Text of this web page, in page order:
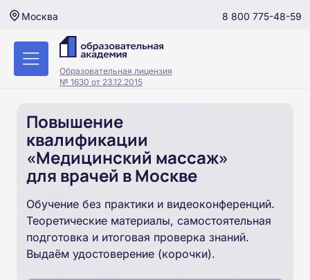
Москва 8 800 775-48-59
Образовательная лицензия
№ 1630 от 23.12.2015
Повышение
квалификации
«Медицинский массаж»
для врачей в Москве
Обучение без практики и видеоконференций.
Теоретические материалы, самостоятельная
подготовка и итоговая проверка знаний.
Выдаём удостоверение (корочки).